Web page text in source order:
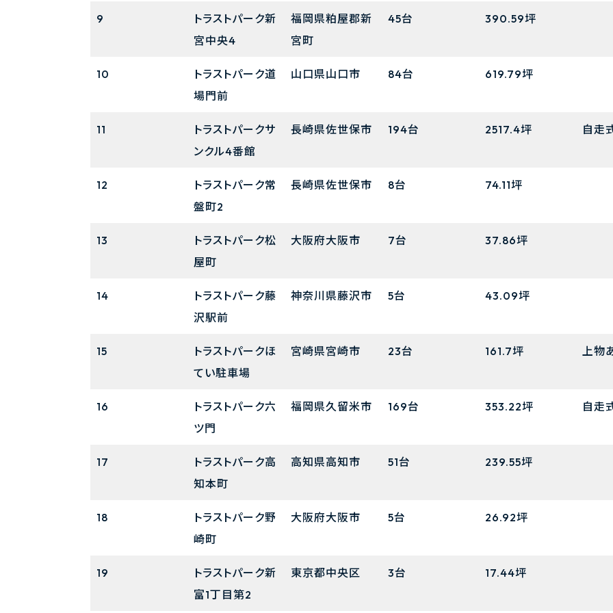
9
トラストパーク新
宮中央4
福岡県粕屋郡新
宮町
45台 390.59坪
10
トラストパーク道
場門前
山口県山口市 84台 619.79坪
11
トラストパークサ
ンクル4番館
長崎県佐世保市 194台 2517.4坪 自走
12
トラストパーク常
盤町2
長崎県佐世保市 8台 74.11坪
13
トラストパーク松
屋町
大阪府大阪市 7台 37.86坪
14
トラストパーク藤
沢駅前
神奈川県藤沢市 5台 43.09坪
15
トラストパークほ
てい駐車場
宮崎県宮崎市 23台 161.7坪 上物
16
トラストパーク六
ツ門
福岡県久留米市 169台 353.22坪 自走
17
トラストパーク高
知本町
高知県高知市 51台 239.55坪
18
トラストパーク野
崎町
大阪府大阪市 5台 26.92坪
19
トラストパーク新
富1丁目第2
東京都中央区 3台 17.44坪